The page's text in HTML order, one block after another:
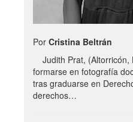
Por Cristina Beltrán
Judith Prat, (Altorricón,
formarse en fotografía
tras graduarse en
derechos…